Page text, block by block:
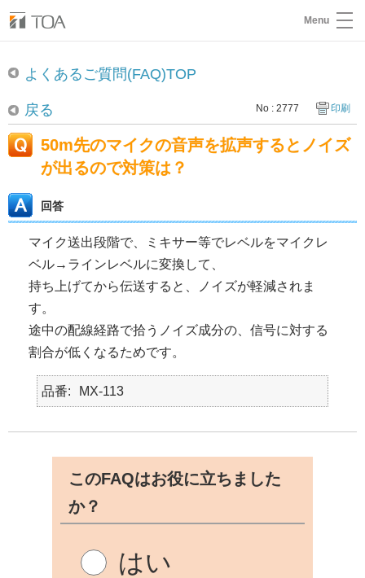
Menu
よくあるご質問(FAQ)TOP
戻る No : 2777 印刷
50m先のマイクの音声を拡声するとノイズ
が出るので対策は？
回答
マイク送出段階で、ミキサー等でレベルをマイクレ
ベル→ラインレベルに変換して、
持ち上げてから伝送すると、ノイズが軽減されま
す。
途中の配線経路で拾うノイズ成分の、信号に対する
割合が低くなるためです。
品番 MX-113
このFAQはお役に立ちました
か？
はい